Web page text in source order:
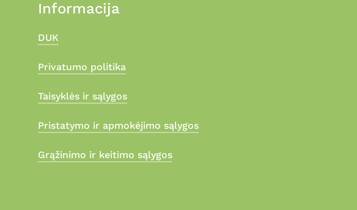
Informacija
DUK
Privatumo politika
Taisyklės ir sąlygos
Pristatymo ir apmokėjimo sąlygos
Grąžinimo ir keitimo sąlygos